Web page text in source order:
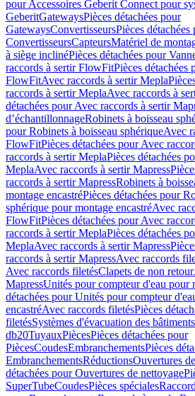
pour Accessoires Geberit Connect pour
GeberitGatewaysPièces détachées pour
GatewaysConvertisseursPièces détachées
ConvertisseursCapteursMatériel de
à siège inclinéPièces détachées pour
raccords à sertir FlowFitPièces détachées
FlowFitAvec raccords à sertir Mepla
raccords à sertir MeplaAvec raccords à
détachées pour Avec raccords à sertir
d’échantillonnageRobinets à boisseau
pour Robinets à boisseau sphériqueAvec
FlowFitPièces détachées pour Avec
raccords à sertir MeplaPièces détachées
MeplaAvec raccords à sertir Mapress
raccords à sertir MapressRobinets à
montage encastréPièces détachées pour
sphérique pour montage encastréAvec
FlowFitPièces détachées pour Avec
raccords à sertir MeplaPièces détachées
MeplaAvec raccords à sertir Mapress
raccords à sertir MapressAvec raccords
Avec raccords filetésClapets de non retour
MapressUnités pour compteur d'eau pour
détachées pour Unités pour compteur
encastréAvec raccords filetésPièces
filetésSystèmes d'évacuation des bâtiments
db20TuyauxPiècesPièces détachées pour
PiècesCoudesEmbranchementsPièces
EmbranchementsRéductionsOuvertures
détachées pour Ouvertures de nettoyage
SuperTubeCoudesPièces spéciales